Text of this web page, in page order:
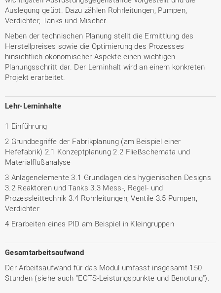
Auslegung geübt. Dazu zählen Rohrleitungen, Pumpen,
Verdichter, Tanks und Mischer.
Neben der technischen Planung stellt die Ermittlung des
Herstellpreises sowie die Optimierung des Prozesses
hinsichtlich ökonomischer Aspekte einen wichtigen
Planungsschritt dar. Der Lerninhalt wird an einem konkreten
Projekt erarbeitet.
Lehr-Lerninhalte
1 Einführung
2 Grundbegriffe der Fabrikplanung (am Beispiel einer
Hefefabrik) 2.1 Konzeptplanung 2.2 Fließschemata und
Materialflußanalyse
3 Anlagenelemente 3.1 Grundlagen des hygienischen Designs
3.2 Reaktoren und Tanks 3.3 Mess-, Regel- und
Prozessleittechnik 3.4 Rohrleitungen, Ventile 3.5 Pumpen,
Verdichter
4 Erarbeiten eines PID am Beispiel in Kleingruppen
Gesamtarbeitsaufwand
Der Arbeitsaufwand für das Modul umfasst insgesamt 150
Stunden (siehe auch "ECTS-Leistungspunkte und Benotung").